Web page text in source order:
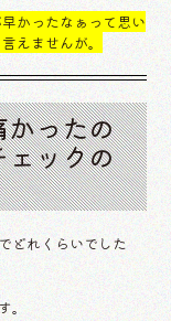
かったなぁって思い
えませんが。
かったの
ェックの
どれくらいでした